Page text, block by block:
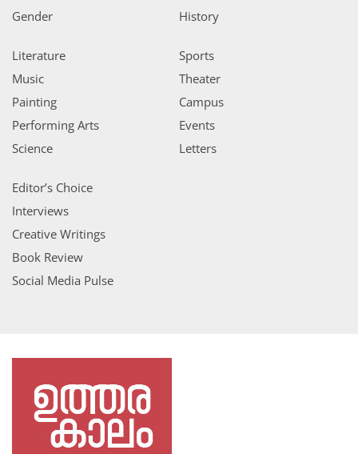
Gender
History
Literature
Music
Painting
Performing Arts
Science
Sports
Theater
Campus
Events
Letters
Editor’s Choice
Interviews
Creative Writings
Book Review
Social Media Pulse